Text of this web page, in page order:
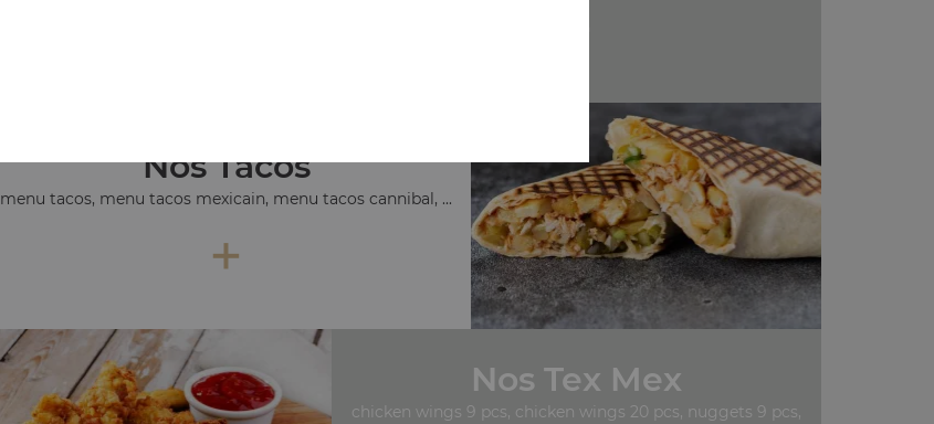
Nos Tacos
menu tacos, menu tacos mexicain, menu tacos cannibal, ...
+
Nos Tex Mex
chicken wings 9 pcs, chicken wings 20 pcs, nuggets 9 pcs,